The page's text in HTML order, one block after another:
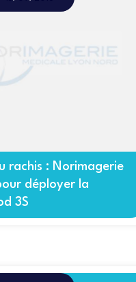
rachis : Norimagerie
déployer la
3S